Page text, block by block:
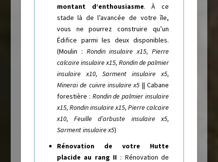
montant d’enthousiasme. À ce
stade là de l’avancée de votre île,
vous ne pourrez construire qu’un
Édifice parmi les deux disponibles.
(Moulin : Rondin insulaire x15, Pierre
calcaire insulaire x15, Rondin de palmier
insulaire x10, Sarment insulaire x5,
Minerai de cuivre insulaire x5 || Cabane
forestière : Rondin de palmier insulaire
x15, Rondin insulaire x15, Pierre calcaire
x10, Feuille d’arbuste insulaire x5,
Sarment insulaire x5)
Rénovation de votre Hutte
placide au rang II : Rénovation de